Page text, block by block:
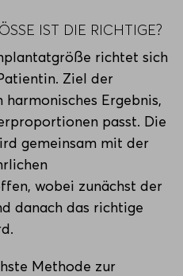
IST DIE RICHTIGE?
richtet sich
Ziel der
Ergebnis,
passt. Die
gemeinsam mit der
wobei zunächst der
danach das richtige
Methode zur